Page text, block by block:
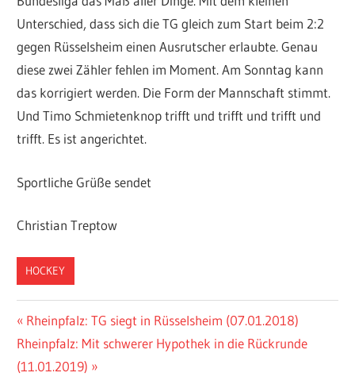
Unterschied, dass sich die TG gleich zum Start beim 2:2
gegen Rüsselsheim einen Ausrutscher erlaubte. Genau
diese zwei Zähler fehlen im Moment. Am Sonntag kann
das korrigiert werden. Die Form der Mannschaft stimmt.
Und Timo Schmietenknop trifft und trifft und trifft und
trifft. Es ist angerichtet.
Sportliche Grüße sendet
Christian Treptow
HOCKEY
Beitragsnavigation
Vorheriger
Beitrag:
Rheinpfalz: TG siegt in Rüsselsheim (07.01.2018)
Nächster
Beitrag:
Rheinpfalz: Mit schwerer Hypothek in die Rückrunde
(11.01.2019)